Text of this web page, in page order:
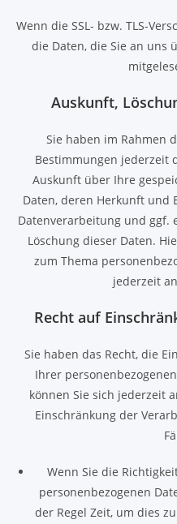
Wenn die SSL- bzw. TLS-
die Daten, die Sie an uns
Auskunft,
Sie haben im Rahmen
Bestimmungen jederzeit
Auskunft über Ihre
Daten, deren Herkunft und
Datenverarbeitung und ggf.
Löschung dieser Daten.
zum Thema
jederzeit
Recht auf
Sie haben das Recht, die
Ihrer
können Sie sich jederzeit
Einschränkung der
Wenn Sie die
personenbezogenen
der Regel Zeit, um dies